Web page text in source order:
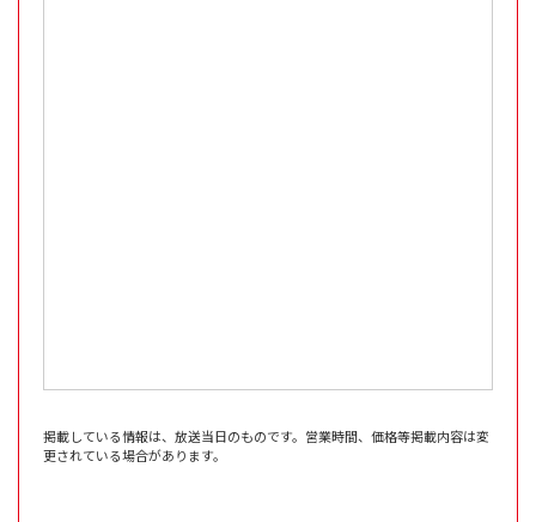
掲載している情報は、放送当日のものです。営業時間、価格等掲載内容は変
更されている場合があります。